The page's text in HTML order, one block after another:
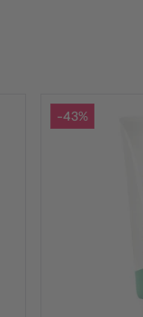
-43%